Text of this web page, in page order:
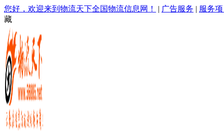
您好，欢迎来到物流天下全国物流信息网！ | 广告服务 | 服务
藏